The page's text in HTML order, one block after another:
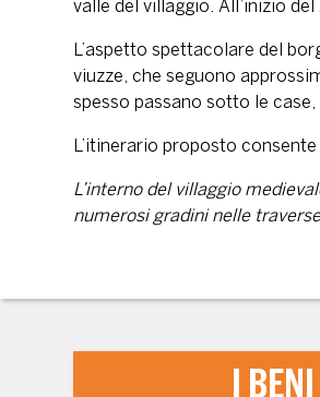
valle del villaggio. All’inizio
L’aspetto spettacolare del
viuzze, che seguono
spesso passano sotto le
L’itinerario proposto
L’interno del villaggio
numerosi gradini nelle
I